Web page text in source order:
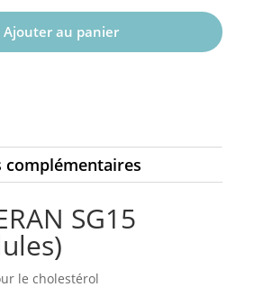
Ajouter au panier
SG15
le cholestérol